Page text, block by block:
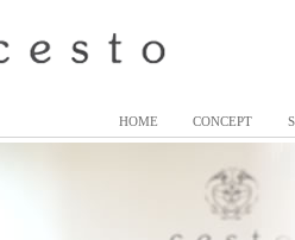
HOME CONCEPT